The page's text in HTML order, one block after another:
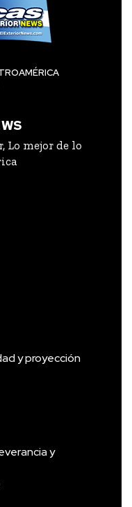
Lo mejor de lo
y proyección
y